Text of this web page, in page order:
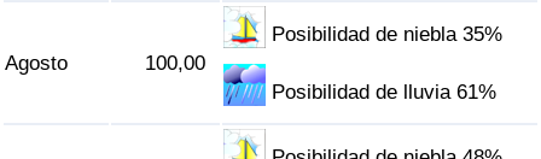
Agosto 100,00
Posibilidad de niebla 35%
Posibilidad de lluvia 61%